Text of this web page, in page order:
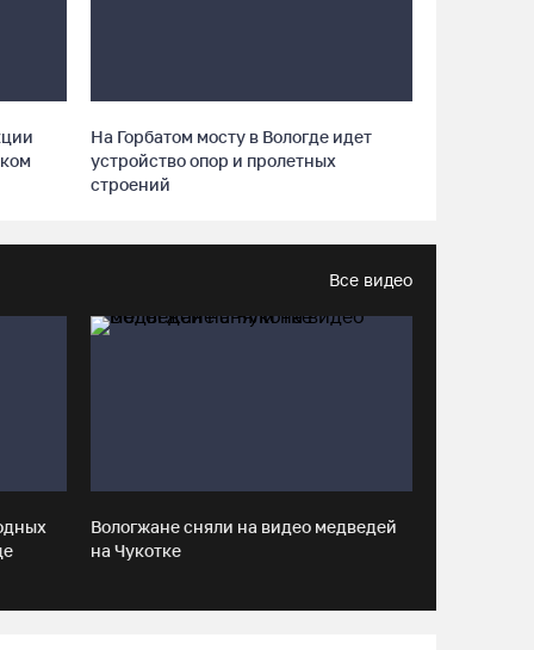
пострадавшего в ДТП мотоциклиста и его
пассажира
07.08.26 / 13:39
«Серебряного ожерелья» в свой 250-летний
юбилей
Череповецкая пенсионерка продала
На Горбатом мосту в Вологде идет
устройство опор и пролетных
строений
Все видео
Вологжане сняли на видео медведей
на Чукотке